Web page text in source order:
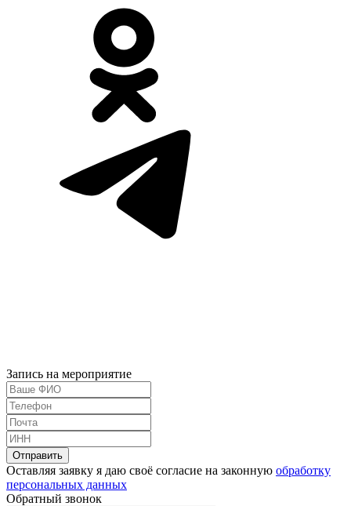
Запись на мероприятие
Оставляя заявку я даю своё согласие на законную обработку
персональных данных
Обратный звонок